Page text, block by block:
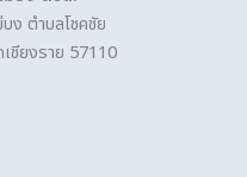
ง ตำบลโชคชัย
ชียงราย 57110